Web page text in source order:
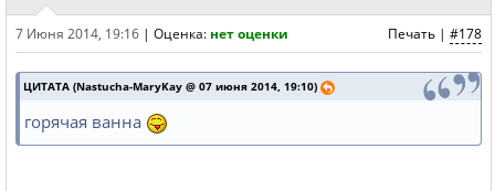
Печать | #178
7 Июня 2014, 19:16 | Оценка: нет оценки
ЦИТАТА (Nastucha-MaryKay @ 07 июня 2014, 19:10)
горячая ванна